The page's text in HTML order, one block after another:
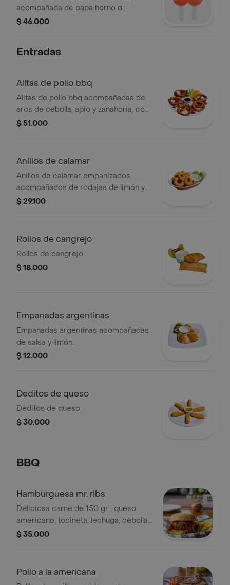
acompañada de papa horno o
francesa a elección y ensalada
$ 46.000
Entradas
Alitas de pollo bbq
Alitas de pollo bbq acompañadas de
aros de cebolla, apio y zanahoria, con
salsa adicional.
$ 51.000
Anillos de calamar
Anillos de calamar empanizados,
acompañados de rodajas de limón y
salsa tártara.
$ 29.100
Rollos de cangrejo
Rollos de cangrejo
$ 18.000
Empanadas argentinas
Empanadas argentinas acompañadas
de salsa y limón.
$ 12.000
Deditos de queso
Deditos de queso
$ 30.000
BBQ
Hamburguesa mr. ribs
Deliciosa carne de 150 gr , queso
americano, tocineta, lechuga, cebolla
roja.
$ 35.000
Pollo a la americana